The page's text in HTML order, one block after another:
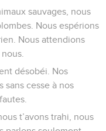
sauvages, nous
Nous espérions
Nous attendions
désobéi. Nos
sans cesse à nos
t’avons trahi, nous